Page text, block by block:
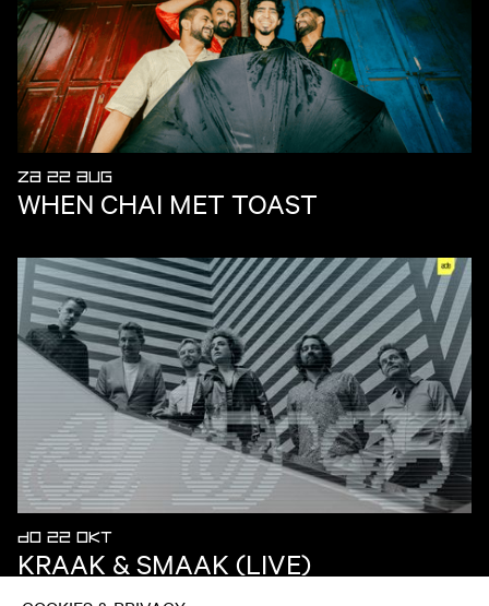
ZA 22 AUG
WHEN CHAI MET TOAST
DO 22 OKT
KRAAK & SMAAK (LIVE)